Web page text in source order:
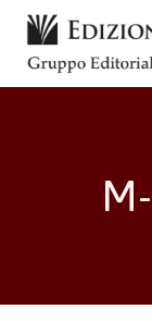
Salta
contenuto